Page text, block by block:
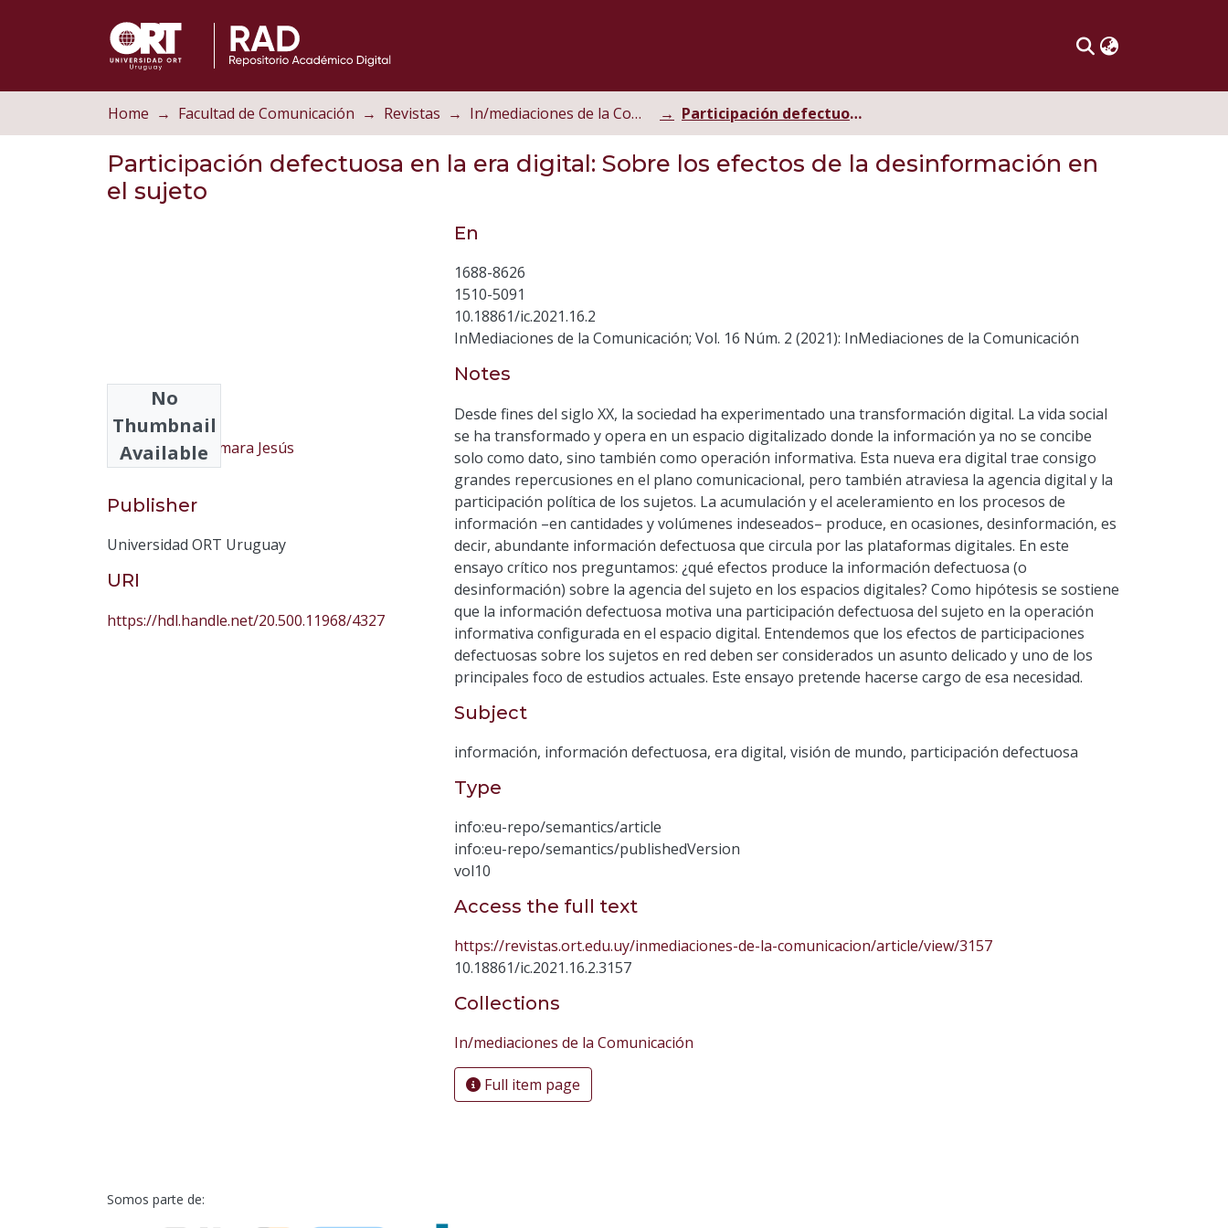
Home Facultad de Comunicación Revistas In/mediaciones de la Comunicación Participación defectuosa en la era digital: Sobre los efectos de la desinformación en el sujeto
Participación defectuosa en la era digital: Sobre los efectos de la desinformación en
el sujeto
No
Thumbnail
Available
Authors
Chibey Rivas, Tamara Jesús
Publisher
Universidad ORT Uruguay
URI
https://hdl.handle.net/20.500.11968/4327
En
1688-8626
1510-5091
10.18861/ic.2021.16.2
InMediaciones de la Comunicación; Vol. 16 Núm. 2 (2021): InMediaciones de la Comunicación
Notes
Desde fines del siglo XX, la sociedad ha experimentado una transformación digital. La vida social
se ha transformado y opera en un espacio digitalizado donde la información ya no se concibe
solo como dato, sino también como operación informativa. Esta nueva era digital trae consigo
grandes repercusiones en el plano comunicacional, pero también atraviesa la agencia digital y la
participación política de los sujetos. La acumulación y el aceleramiento en los procesos de
información –en cantidades y volúmenes indeseados– produce, en ocasiones, desinformación, es
decir, abundante información defectuosa que circula por las plataformas digitales. En este
ensayo crítico nos preguntamos: ¿qué efectos produce la información defectuosa (o
desinformación) sobre la agencia del sujeto en los espacios digitales? Como hipótesis se sostiene
que la información defectuosa motiva una participación defectuosa del sujeto en la operación
informativa configurada en el espacio digital. Entendemos que los efectos de participaciones
defectuosas sobre los sujetos en red deben ser considerados un asunto delicado y uno de los
principales foco de estudios actuales. Este ensayo pretende hacerse cargo de esa necesidad.
Subject
información, información defectuosa, era digital, visión de mundo, participación defectuosa
Type
info:eu-repo/semantics/article
info:eu-repo/semantics/publishedVersion
vol10
Access the full text
https://revistas.ort.edu.uy/inmediaciones-de-la-comunicacion/article/view/3157
10.18861/ic.2021.16.2.3157
Collections
In/mediaciones de la Comunicación
Full item page
Somos parte de: